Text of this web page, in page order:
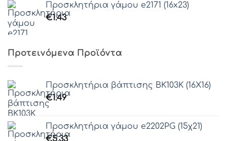
Προσκλητήρια γάμου e2171 (16x23)
€1.43
Προτεινόμενα Προϊόντα
Προσκλητήρια βάπτισης ΒΚ103Κ (16Χ16)
€1.49
Προσκλητήρια γάμου e2202PG (15χ21)
€5.33